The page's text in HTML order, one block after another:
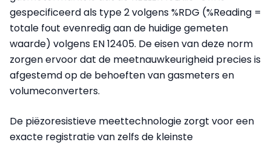
gespecificeerd als type 2 volgens %RDG (%Reading =
totale fout evenredig aan de huidige gemeten
waarde) volgens EN 12405. De eisen van deze norm
zorgen ervoor dat de meetnauwkeurigheid precies is
afgestemd op de behoeften van gasmeters en
volumeconverters.
De piëzoresistieve meettechnologie zorgt voor een
exacte registratie van zelfs de kleinste